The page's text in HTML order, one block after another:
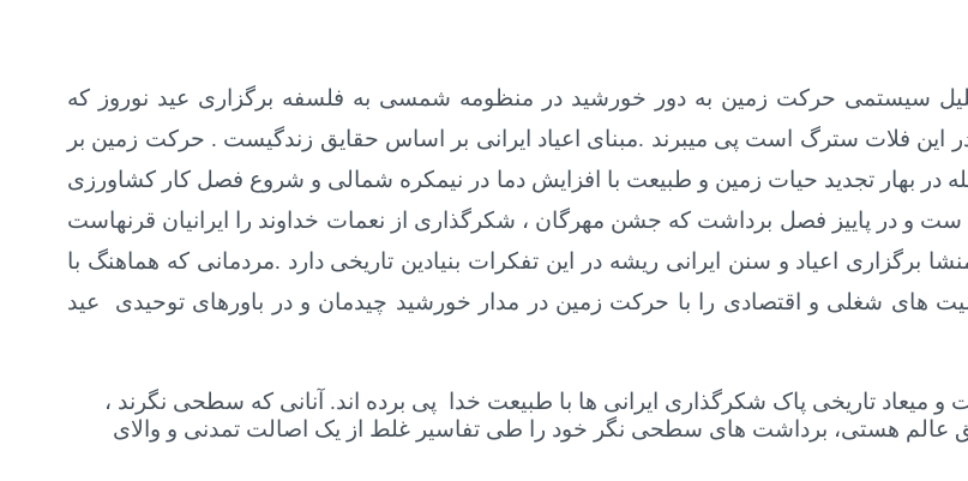
سیستمی حرکت زمین به دور خورشید در منظومه شمسی به فلسفه برگزاری عید نوروز که
فلات سترگ است پی میبرند .مبنای اعیاد ایرانی بر اساس حقایق زندگیست . حرکت زمین بر
در بهار تجدید حیات زمین و طبیعت با افزایش دما در نیمکره شمالی و شروع فصل کار کشاورزی
ست و در پاییز فصل برداشت که جشن مهرگان ، شکرگذاری از نعمات خداوند را ایرانیان قرنهاست
اعیاد و سنن ایرانی ریشه در این تفکرات بنیادین تاریخی دارد .مردمانی که هماهنگ با
های شغلی و اقتصادی را با حرکت زمین در مدار خورشید چیدمان و در باورهای توحیدی عید
تاریخی پاک شکرگذاری ایرانی ها با طبیعت خدا پی برده اند. آنانی که سطحی نگرند ،
عالم هستی، برداشت های سطحی نگر خود را طی تفاسیر غلط از یک اصالت تمدنی و والای